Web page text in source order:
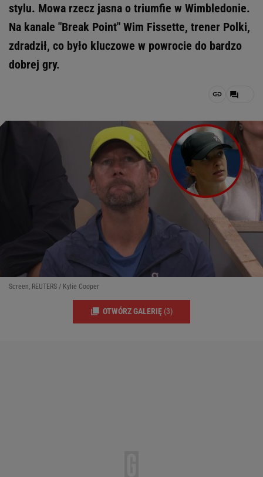
stylu. Mowa rzecz jasna o triumfie w Wimbledonie.
Na kanale "Break Point" Wim Fissette, trener Polki,
zdradził, co było kluczowe w powrocie do bardzo
dobrej gry.
Screen, REUTERS / Kylie Cooper
OTWÓRZ GALERIĘ (3)